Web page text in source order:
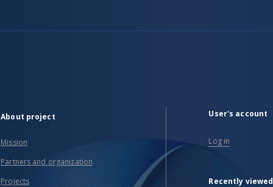
About project
Mission
Partners and organization
Projects
User's account
Log in
Recently viewed